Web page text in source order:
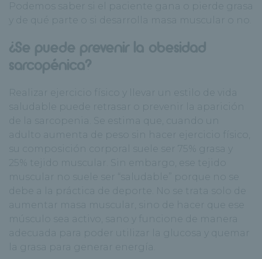
Podemos saber si el paciente gana o pierde grasa
y de qué parte o si desarrolla masa muscular o no.
¿Se puede prevenir la obesidad
sarcopénica?
Realizar ejercicio físico y llevar un estilo de vida
saludable puede retrasar o prevenir la aparición
de la sarcopenia. Se estima que, cuando un
adulto aumenta de peso sin hacer ejercicio físico,
su composición corporal suele ser 75% grasa y
25% tejido muscular. Sin embargo, ese tejido
muscular no suele ser “saludable” porque no se
debe a la práctica de deporte. No se trata solo de
aumentar masa muscular, sino de hacer que ese
músculo sea activo, sano y funcione de manera
adecuada para poder utilizar la glucosa y quemar
la grasa para generar energía.